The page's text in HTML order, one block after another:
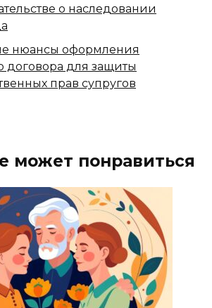
о наследовании
нюансы оформления
договора для защиты
прав супругов
может понравиться